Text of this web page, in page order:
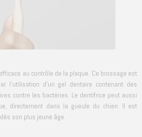
au contrôle de la plaque. Ce brossage est
l’utilisation d’un gel dentaire contenant des
contre les bactéries. Le dentifrice peut aussi
directement dans la gueule du chien. Il est
son plus jeune âge.